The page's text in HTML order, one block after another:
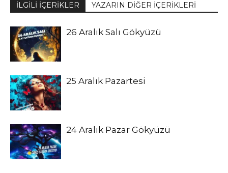
İLGİLİ İÇERİKLER YAZARIN DİĞER İÇERİKLERİ
26 Aralık Salı Gökyüzü
25 Aralık Pazartesi
24 Aralık Pazar Gökyüzü